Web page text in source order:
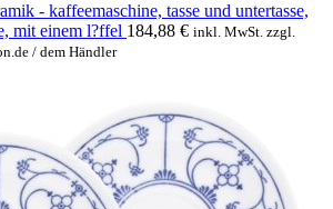
- kaffeemaschine, tasse und untertasse,
mit einem l?ffel 184,88 € inkl. MwSt. zzgl.
/ dem Händler